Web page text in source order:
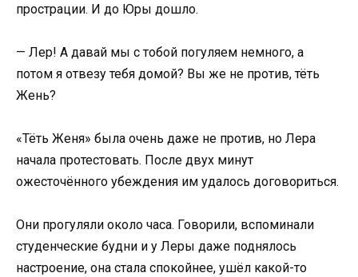
прострации. И до Юры дошло.
— Лер! А давай мы с тобой погуляем немного, а
потом я отвезу тебя домой? Вы же не против, тёть
Жень?
«Тёть Женя» была очень даже не против, но Лера
начала протестовать. После двух минут
ожесточённого убеждения им удалось договориться.
Они прогуляли около часа. Говорили, вспоминали
студенческие будни и у Леры даже поднялось
настроение, она стала спокойнее, ушёл какой-то